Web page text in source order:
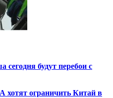
будут перебои с
ограничить Китай в